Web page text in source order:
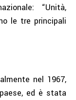
“Unità,
le tre principali
nel 1967,
ed è stata